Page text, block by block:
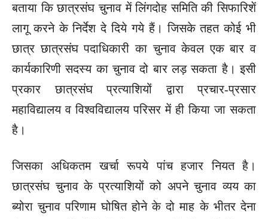
बताया कि छात्रसंघ चुनाव में लिंगदोह समिति की सिफारिशें
लागू करने के निर्देश दे दिये गये हैं। जिसके तहत कोई भी
छात्र छात्रसंघ पदाधिकारी का चुनाव केवल एक बार व
कार्यकारिणी सदस्य का चुनाव दो बार लड़ सकता है। इसी
प्रकार छात्रसंघ प्रत्याशियों द्वारा प्रचार-प्रसार
महाविद्यालय व विश्वविद्यालय परिसर में ही किया जा सकता
है।
जिसका अधिकतम खर्चा रूपये पांच हजार नियत है।
छात्रसंघ चुनाव के प्रत्याशियों को अपने चुनाव व्यय का
ब्योरा चुनाव परिणाम घोषित होने के दो माह के भीतर देना